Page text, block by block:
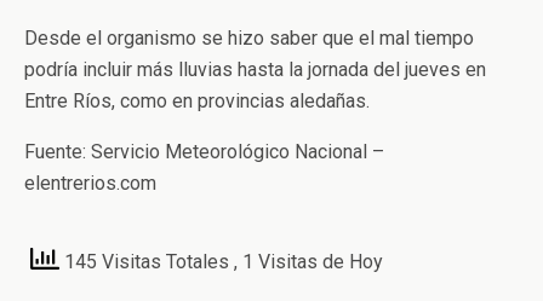
Desde el organismo se hizo saber que el mal tiempo
podría incluir más lluvias hasta la jornada del jueves en
Entre Ríos, como en provincias aledañas.
Fuente: Servicio Meteorológico Nacional –
elentrerios.com
145 Visitas Totales , 1 Visitas de Hoy